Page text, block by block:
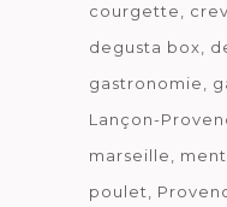
courgette
degusta box
gastronomie
Lançon-
marseille
poulet